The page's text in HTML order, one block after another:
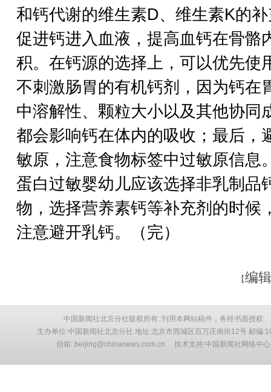
和钙代谢的维生素D、维生素K的
促进钙进入血液，提高血钙在骨骼
积。在钙源的选择上，可以优先使
不刺激肠胃的有机钙剂，因为钙在
中溶解性、颗粒大小以及其他协同
都会影响钙在体内的吸收；最后，
敏原，注意食物标签中过敏原信息
蛋白过敏婴幼儿应该选择非乳制品
物，选择营养素钙等补充剂的时候
注意避开乳钙。（完）
【编
中国新闻社北京分社版权所有::刊用本网站稿件，务经书面授权
主办单位:中国新闻社北京分社 地址:北京市西城区百万庄南街12号 邮编
信箱: beijing@chinanews.com.cn 技术支持:中国新闻社网络中心